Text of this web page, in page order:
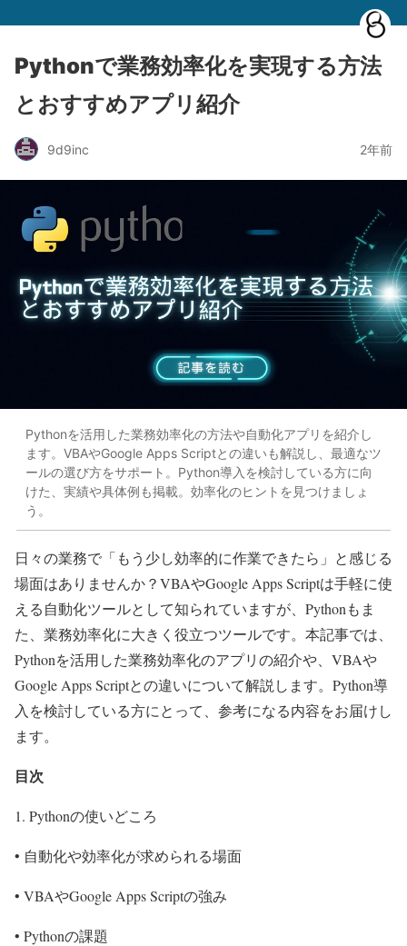
Pythonで業務効率化を実現する方法
とおすすめアプリ紹介
9d9inc 2年前
Pythonを活用した業務効率化の方法や自動化アプリを紹介し
ます。VBAやGoogle Apps Scriptとの違いも解説し、最適なツ
ールの選び方をサポート。Python導入を検討している方に向
けた、実績や具体例も掲載。効率化のヒントを見つけましょ
う。
日々の業務で「もう少し効率的に作業できたら」と感じる
場面はありませんか？VBAやGoogle Apps Scriptは手軽に使
える自動化ツールとして知られていますが、Pythonもま
た、業務効率化に大きく役立つツールです。本記事では、
Pythonを活用した業務効率化のアプリの紹介や、VBAや
Google Apps Scriptとの違いについて解説します。Python導
入を検討している方にとって、参考になる内容をお届けし
ます。
目次
1. Pythonの使いどころ
• 自動化や効率化が求められる場面
• VBAやGoogle Apps Scriptの強み
• Pythonの課題